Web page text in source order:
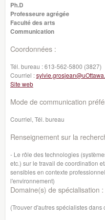
Ph.D
Professeure agrégée
Faculté des arts
Communication
Coordonnées :
Tél. bureau :613-562-5800 (3827)
Courriel :
Site web
Mode de communication
Courriel, Tél. bureau
Renseignement sur la
- Le rôle des technologies
etc.) sur le travail de coordination
sensibles en contexte
l'environnement)
Domaine(s) de spécialisation :
(Trouver d'autres spécialistes dans